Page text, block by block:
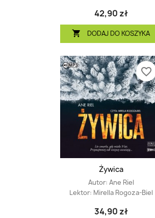
42,90 zł
 DODAJ DO KOSZYKA
Żywica
Autor: Ane Riel
Lektor: Mirella Rogoza-Biel
34,90 zł
favorite_border